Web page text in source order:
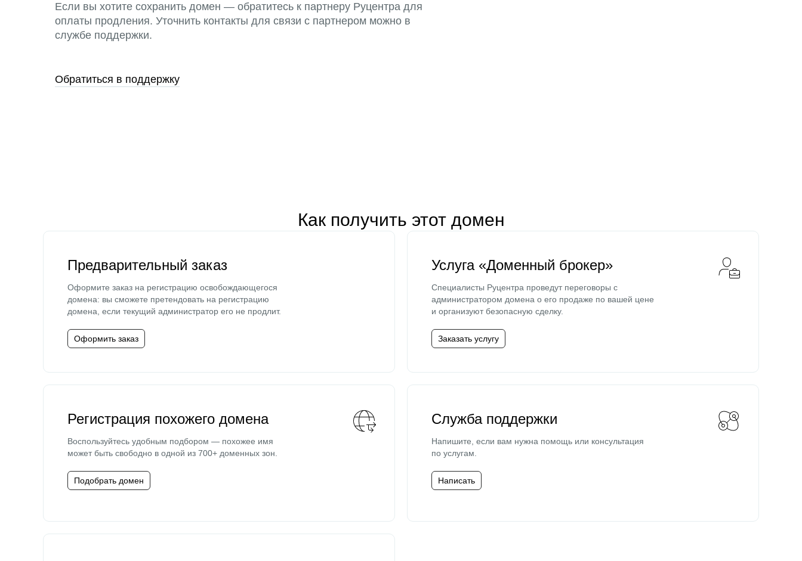
Если вы хотите сохранить домен — обратитесь к партнеру Руцентра для
оплаты продления. Уточнить контакты для связи с партнером можно в
службе поддержки.
Обратиться в поддержку
Как получить этот домен
Предварительный заказ
Оформите заказ на регистрацию освобождающегося
домена: вы сможете претендовать на регистрацию
домена, если текущий администратор его не продлит.
Оформить заказ
Услуга «Доменный брокер»
Специалисты Руцентра проведут переговоры с
администратором домена о его продаже по вашей цене
и организуют безопасную сделку.
Заказать услугу
Регистрация похожего домена
Воспользуйтесь удобным подбором — похожее имя
может быть свободно в одной из 700+ доменных зон.
Подобрать домен
Служба поддержки
Напишите, если вам нужна помощь или консультация
по услугам.
Написать